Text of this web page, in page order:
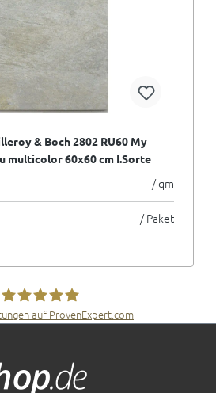
& Boch 2802 RU60 My
multicolor 60x60 cm I.Sorte
/ qm
/ Paket
auf ProvenExpert.com